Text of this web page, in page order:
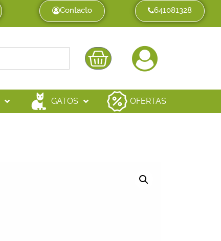
Contacto 641081328
GATOS
OFERTAS